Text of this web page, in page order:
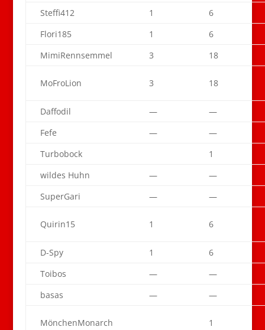
Steffi412
1
6
Flori185
1
6
MimiRennsemmel
3 18
MoFroLion 3 18
Daffodil —
—
Fefe
—
—
Turbobock
1
wildes Huhn
—
—
SuperGari
— —
Quirin15 1 6
D-Spy 1
6
Toibos
—
—
basas
— —
MönchenMonarch 1